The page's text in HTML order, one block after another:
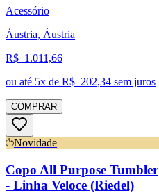
Acessório
Áustria, Áustria
R$ 1.011,66
ou até 5x de R$ 202,34 sem juros
COMPRAR
Novidade
Copo All Purpose Tumbler
- Linha Veloce (Riedel)